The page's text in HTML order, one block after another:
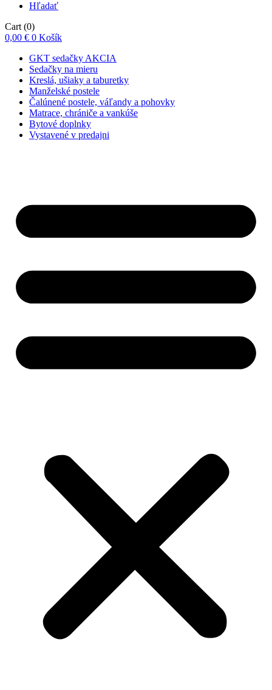
Hľadať
Cart (0)
0,00 € 0 Košík
GKT sedačky AKCIA
Sedačky na mieru
Kreslá, ušiaky a taburetky
Manželské postele
Čalúnené postele, váľandy a pohovky
Matrace, chrániče a vankúše
Bytové doplnky
Vystavené v predajni